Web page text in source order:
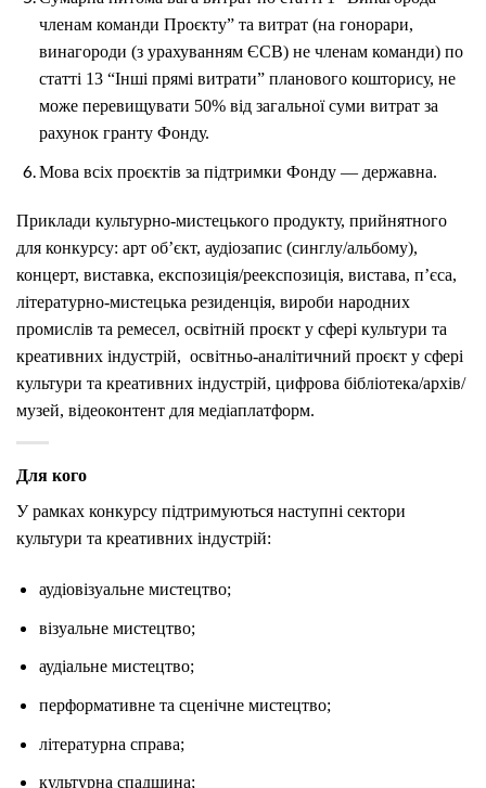
членам команди Проєкту” та витрат (на гонорари,
винагороди (з урахуванням ЄСВ) не членам команди) по
статті 13 “Інші прямі витрати” планового кошторису, не
може перевищувати 50% від загальної суми витрат за
рахунок гранту Фонду.
Мова всіх проєктів за підтримки Фонду — державна.
Приклади культурно-мистецького продукту, прийнятного
для конкурсу: арт об’єкт, аудіозапис (синглу/альбому),
концерт, виставка, експозиція/реекспозиція, вистава, п’єса,
літературно-мистецька резиденція, вироби народних
промислів та ремесел, освітній проєкт у сфері культури та
креативних індустрій, освітньо-аналітичний проєкт у сфері
культури та креативних індустрій, цифрова бібліотека/архів/
музей, відеоконтент для медіаплатформ.
Для кого
У рамках конкурсу підтримуються наступні сектори
культури та креативних індустрій:
аудіовізуальне мистецтво;
візуальне мистецтво;
аудіальне мистецтво;
перформативне та сценічне мистецтво;
літературна справа;
культурна спадщина;